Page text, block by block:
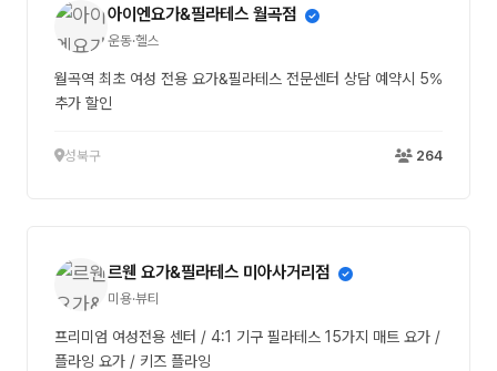
아이엔요가&필라테스 월곡점
운동·헬스
월곡역 최초 여성 전용 요가&필라테스 전문센터 상담 예약시 5%
추가 할인
성북구 264
르웬 요가&필라테스 미아사거리점
미용·뷰티
프리미엄 여성전용 센터 / 4:1 기구 필라테스 15가지 매트 요가 /
플라잉 요가 / 키즈 플라잉